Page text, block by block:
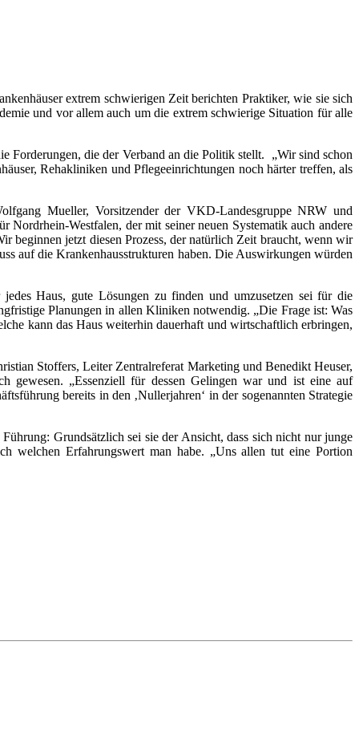
extrem schwierigen Zeit berichten Praktiker, wie sie sich
und vor allem auch um die extrem schwierige Situation für alle
Forderungen, die der Verband an die Politik stellt. „Wir sind schon
Rehakliniken und Pflegeeinrichtungen noch härter treffen, als
Mueller, Vorsitzender der VKD-Landesgruppe NRW und
Westfalen, der mit seiner neuen Systematik auch andere
beginnen jetzt diesen Prozess, der natürlich Zeit braucht, wenn wir
auf die Krankenhausstrukturen haben. Die Auswirkungen würden
Haus, gute Lösungen zu finden und umzusetzen sei für die
Planungen in allen Kliniken notwendig. „Die Frage ist: Was
kann das Haus weiterhin dauerhaft und wirtschaftlich erbringen,
Stoffers, Leiter Zentralreferat Marketing und Benedikt Heuser,
gewesen. „Essenziell für dessen Gelingen war und ist eine auf
bereits in den ‚Nullerjahren‘ in der sogenannten Strategie
Grundsätzlich sei sie der Ansicht, dass sich nicht nur junge
welchen Erfahrungswert man habe. „Uns allen tut eine Portion